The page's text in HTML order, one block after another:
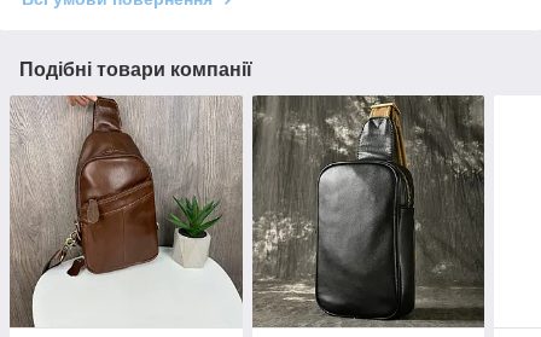
Подібні товари компанії